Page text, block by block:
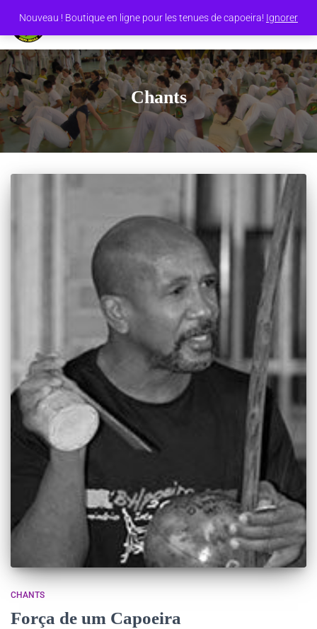
Nouveau ! Boutique en ligne pour les tenues de capoeira! Ignorer
LA
Chants
CHANTS
Força de um Capoeira